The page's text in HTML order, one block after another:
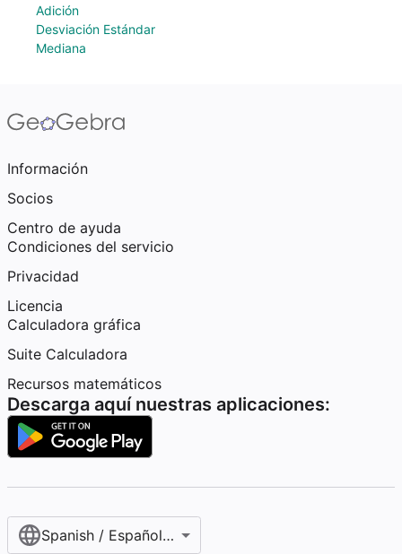
Adición
Desviación Estándar
Mediana
Información
Socios
Centro de ayuda
Condiciones del servicio
Privacidad
Licencia
Calculadora gráfica
Suite Calculadora
Recursos matemáticos
Descarga aquí nuestras aplicaciones:
Spanish / Español (internacional)